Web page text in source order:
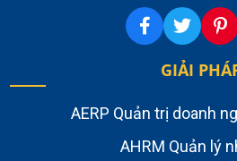
GIẢI
AERP Quản trị doanh
AHRM Quản lý